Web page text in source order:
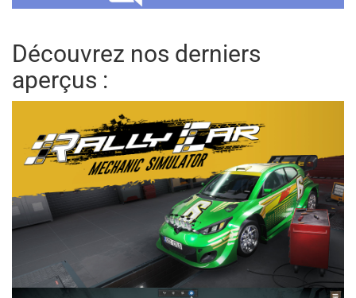
Découvrez nos derniers
aperçus :